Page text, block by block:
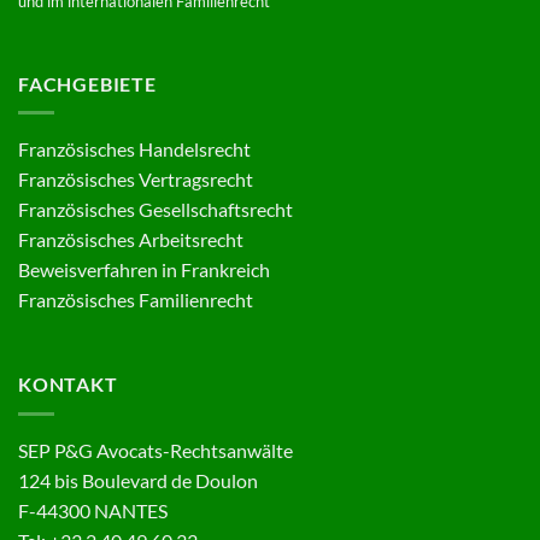
FACHGEBIETE
Französisches Handelsrecht
Französisches Vertragsrecht
Französisches Gesellschaftsrecht
Französisches Arbeitsrecht
Beweisverfahren in Frankreich
Französisches Familienrecht
KONTAKT
SEP P&G Avocats-Rechtsanwälte
124 bis Boulevard de Doulon
F-44300 NANTES